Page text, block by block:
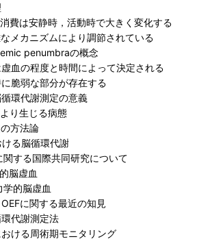
は安静時，活動時で大きく変化する
カニズムにより調節されている
penumbraの概念
の程度と時間によって決定される
弱な部分が存在する
環代謝測定の意義
り生じる病態
方法論
る脳循環代謝
する国際共同研究について
脳虚血
的脳虚血
に関する最近の知見
代謝測定法
る周術期モニタリング